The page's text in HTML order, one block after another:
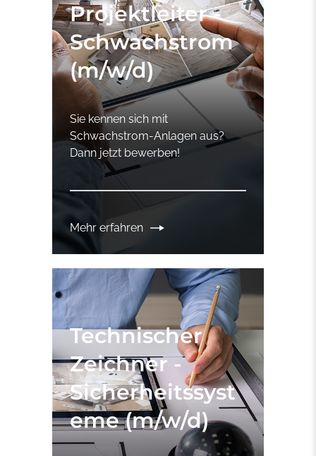
Projektleiter -
Schwachstrom
(m/w/d)
Sie kennen sich mit
Schwachstrom-Anlagen aus?
Dann jetzt bewerben!
Mehr erfahren
Technischer
Zeichner -
Sicherheitssyst
eme (m/w/d)